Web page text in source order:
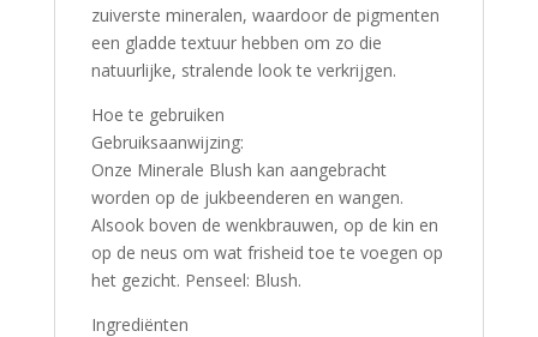
zuiverste mineralen, waardoor de pigmenten
een gladde textuur hebben om zo die
natuurlijke, stralende look te verkrijgen.
Hoe te gebruiken
Gebruiksaanwijzing:
Onze Minerale Blush kan aangebracht
worden op de jukbeenderen en wangen.
Alsook boven de wenkbrauwen, op de kin en
op de neus om wat frisheid toe te voegen op
het gezicht. Penseel: Blush.
Ingrediënten